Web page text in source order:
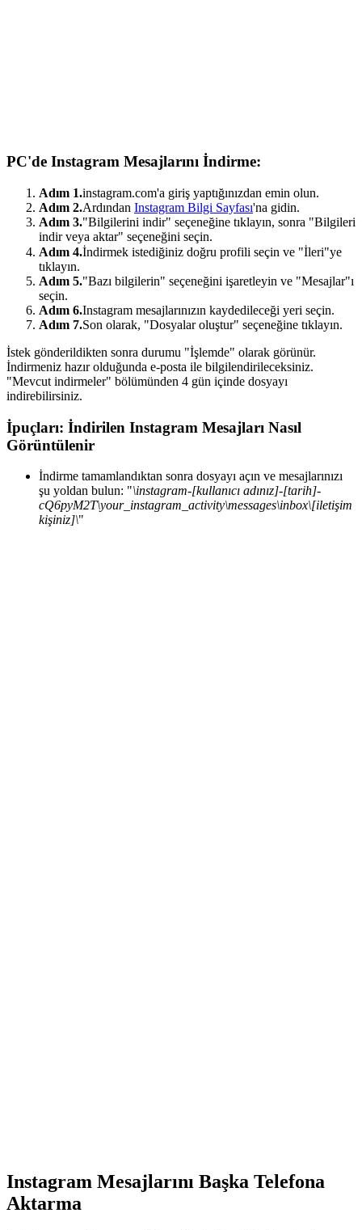
PC'de Instagram Mesajlarını İndirme:
Adım 1.instagram.com'a giriş yaptığınızdan emin olun.
Adım 2.Ardından Instagram Bilgi Sayfası'na gidin.
Adım 3."Bilgilerini indir" seçeneğine tıklayın, sonra "Bilgileri
indir veya aktar" seçeneğini seçin.
Adım 4.İndirmek istediğiniz doğru profili seçin ve "İleri"ye
tıklayın.
Adım 5."Bazı bilgilerin" seçeneğini işaretleyin ve "Mesajlar"ı
seçin.
Adım 6.Instagram mesajlarınızın kaydedileceği yeri seçin.
Adım 7.Son olarak, "Dosyalar oluştur" seçeneğine tıklayın.
İstek gönderildikten sonra durumu "İşlemde" olarak görünür.
İndirmeniz hazır olduğunda e-posta ile bilgilendirileceksiniz.
"Mevcut indirmeler" bölümünden 4 gün içinde dosyayı
indirebilirsiniz.
İpuçları: İndirilen Instagram Mesajları Nasıl
Görüntülenir
İndirme tamamlandıktan sonra dosyayı açın ve mesajlarınızı
şu yoldan bulun: "\instagram-[kullanıcı adınız]-[tarih]-
cQ6pyM2T\your_instagram_activity\messages\inbox\[iletişim
kişiniz]\"
Instagram Mesajlarını Başka Telefona
Aktarma